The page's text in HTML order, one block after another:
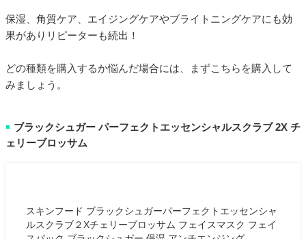
保湿、角質ケア、エイジングケアやブライトニングケアにも効
果がありリピーターも続出！
どの種類を購入するか悩んだ場合には、まずこちらを購入して
みましょう。
■ ブラックシュガー パーフェクトエッセンシャルスクラブ 2X チ
ェリーブロッサム
スキンフード ブラックシュガーパーフェクトエッセンシャ
ルスクラブ２Xチェリーブロッサム フェイスマスク フェイ